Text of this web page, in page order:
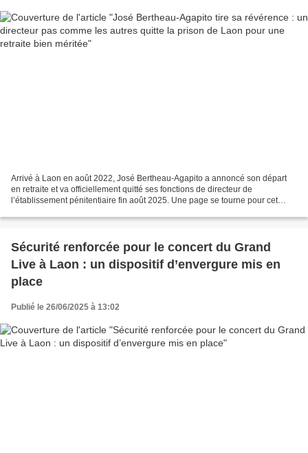
Arrivé à Laon en août 2022, José Bertheau-Agapito a annoncé son départ
en retraite et va officiellement quitté ses fonctions de directeur de
l’établissement pénitentiaire fin août 2025. Une page se tourne pour cet
Sécurité renforcée pour le concert du Grand
Live à Laon : un dispositif d’envergure mis en
place
Publié le 26/06/2025 à 13:02